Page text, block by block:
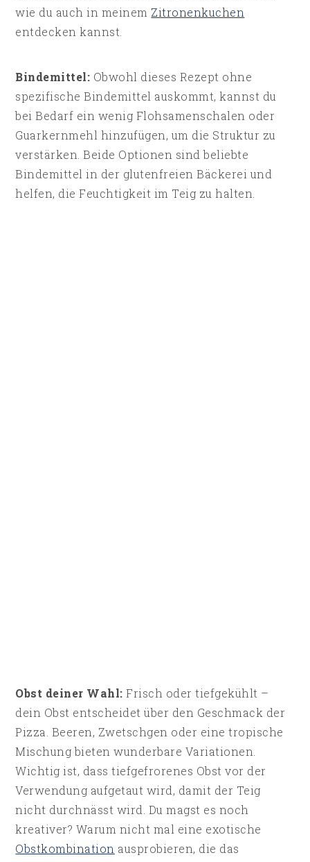
wie du auch in meinem Zitronenkuchen
entdecken kannst.
Bindemittel: Obwohl dieses Rezept ohne
spezifische Bindemittel auskommt, kannst du
bei Bedarf ein wenig Flohsamenschalen oder
Guarkernmehl hinzufügen, um die Struktur zu
verstärken. Beide Optionen sind beliebte
Bindemittel in der glutenfreien Bäckerei und
helfen, die Feuchtigkeit im Teig zu halten.
Obst deiner Wahl: Frisch oder tiefgekühlt –
dein Obst entscheidet über den Geschmack der
Pizza. Beeren, Zwetschgen oder eine tropische
Mischung bieten wunderbare Variationen.
Wichtig ist, dass tiefgefrorenes Obst vor der
Verwendung aufgetaut wird, damit der Teig
nicht durchnässt wird. Du magst es noch
kreativer? Warum nicht mal eine exotische
Obstkombination ausprobieren, die das